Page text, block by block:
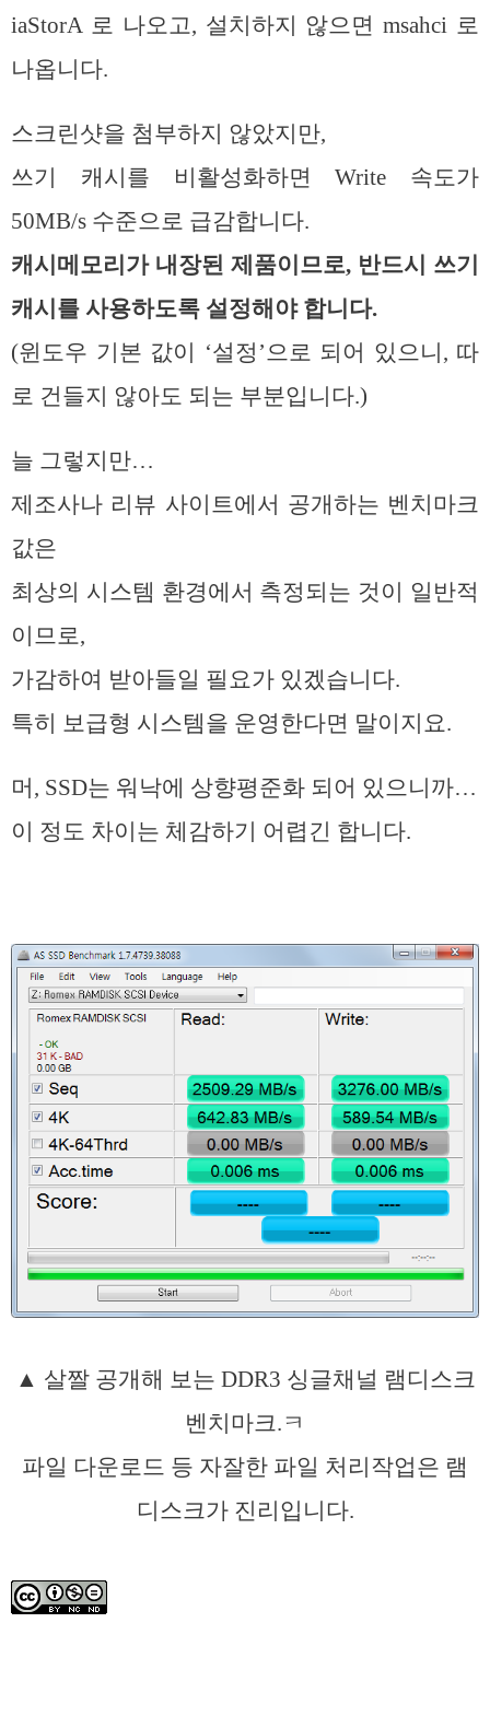
iaStorA 로 나오고, 설치하지 않으면 msahci 로
나옵니다.
스크린샷을 첨부하지 않았지만,
쓰기 캐시를 비활성화하면 Write 속도가
50MB/s 수준으로 급감합니다.
캐시메모리가 내장된 제품이므로, 반드시 쓰기
캐시를 사용하도록 설정해야 합니다.
(윈도우 기본 값이 ‘설정’으로 되어 있으니, 따
로 건들지 않아도 되는 부분입니다.)
늘 그렇지만…
제조사나 리뷰 사이트에서 공개하는 벤치마크
값은
최상의 시스템 환경에서 측정되는 것이 일반적
이므로,
가감하여 받아들일 필요가 있겠습니다.
특히 보급형 시스템을 운영한다면 말이지요.
머, SSD는 워낙에 상향평준화 되어 있으니까…
이 정도 차이는 체감하기 어렵긴 합니다.
▲ 살짤 공개해 보는 DDR3 싱글채널 램디스크
벤치마크.ㅋ
파일 다운로드 등 자잘한 파일 처리작업은 램
디스크가 진리입니다.